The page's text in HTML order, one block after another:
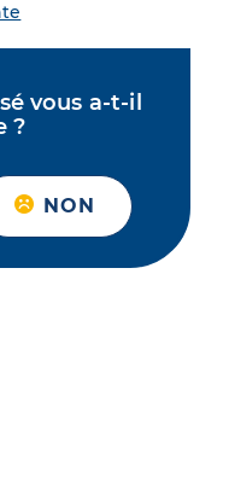
vous a-t-il
?
NON